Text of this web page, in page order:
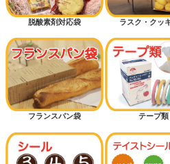
脱酸素剤対応袋 ラスク・クッ
フランスパン袋 テープ類